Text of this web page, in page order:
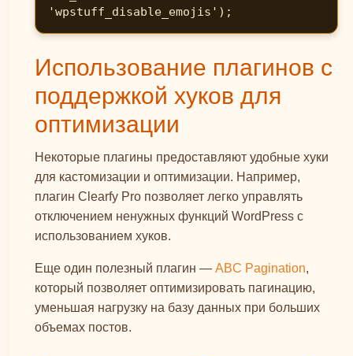
'wpstuff_disable_emojis');
Использование плагинов с
поддержкой хуков для
оптимизации
Некоторые плагины предоставляют удобные хуки
для кастомизации и оптимизации. Например,
плагин Clearfy Pro позволяет легко управлять
отключением ненужных функций WordPress с
использованием хуков.
Еще один полезный плагин — ABC Pagination,
который позволяет оптимизировать пагинацию,
уменьшая нагрузку на базу данных при больших
объемах постов.